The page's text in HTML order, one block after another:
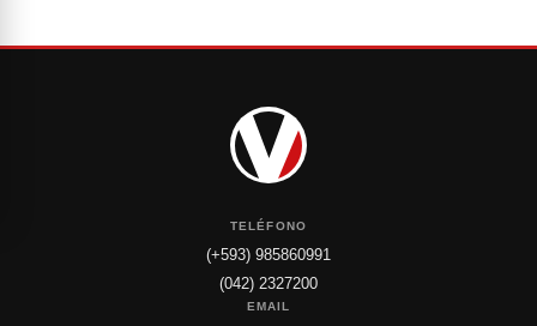
TELÉFONO
(+593) 985860991
(042) 2327200
EMAIL